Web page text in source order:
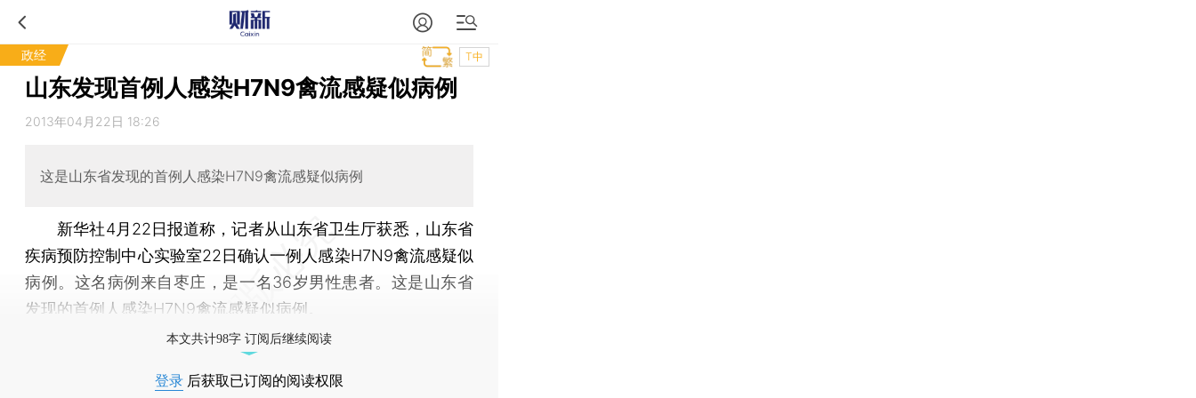
政经 T中
山东发现首例人感染H7N9禽流感疑似病例
2013年04月22日 18:26
这是山东省发现的首例人感染H7N9禽流感疑似病例
新华社4月22日报道称，记者从山东省卫生厅获悉，山东省
疾病预防控制中心实验室22日确认一例人感染H7N9禽流感疑似
病例。这名病例来自枣庄，是一名36岁男性患者。这是山东省
发现的首例人感染H7N9禽流感疑似病例。
本文共计98字 订阅后继续阅读
登录 后获取已订阅的阅读权限